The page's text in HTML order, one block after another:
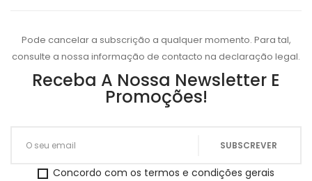
Pode cancelar a subscrição a qualquer momento. Para tal,
consulte a nossa informação de contacto na declaração legal.
Receba A Nossa Newsletter E
Promoções!
Concordo com os termos e condições gerais